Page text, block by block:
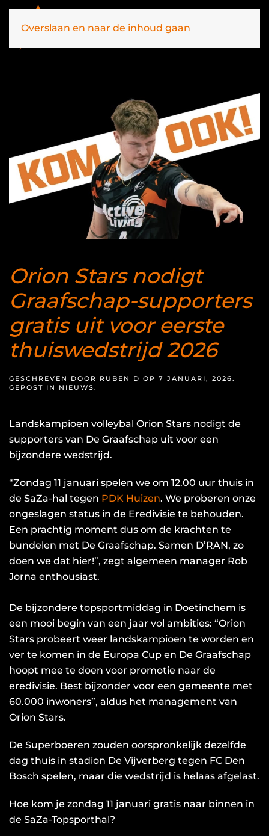
Overslaan en naar de inhoud gaan
Orion Stars nodigt
Graafschap-supporters
gratis uit voor eerste
thuiswedstrijd 2026
GESCHREVEN DOOR RUBEN D OP 7 JANUARI, 2026.
GEPOST IN NIEUWS.
Landskampioen volleybal Orion Stars nodigt de
supporters van De Graafschap uit voor een
bijzondere wedstrijd.
“Zondag 11 januari spelen we om 12.00 uur thuis in
de SaZa-hal tegen PDK Huizen. We proberen onze
ongeslagen status in de Eredivisie te behouden.
Een prachtig moment dus om de krachten te
bundelen met De Graafschap. Samen D’RAN, zo
doen we dat hier!”, zegt algemeen manager Rob
Jorna enthousiast.
De bijzondere topsportmiddag in Doetinchem is
een mooi begin van een jaar vol ambities: “Orion
Stars probeert weer landskampioen te worden en
ver te komen in de Europa Cup en De Graafschap
hoopt mee te doen voor promotie naar de
eredivisie. Best bijzonder voor een gemeente met
60.000 inwoners”, aldus het management van
Orion Stars.
De Superboeren zouden oorspronkelijk dezelfde
dag thuis in stadion De Vijverberg tegen FC Den
Bosch spelen, maar die wedstrijd is helaas afgelast.
Hoe kom je zondag 11 januari gratis naar binnen in
de SaZa-Topsporthal?